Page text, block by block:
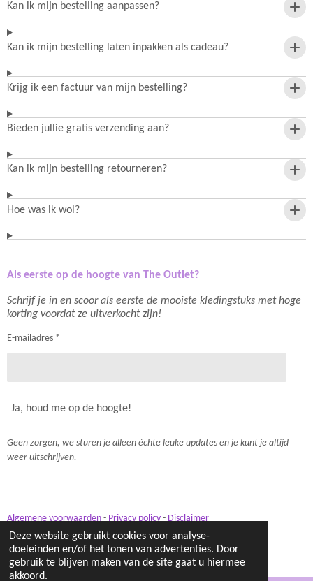
Deze website gebruikt cookies voor analyse-
doeleinden en/of het tonen van advertenties. Door
gebruik te blijven maken van de site gaat u hiermee
akkoord.
Kan ik mijn bestelling aanpassen?
Kan ik mijn bestelling laten inpakken als cadeau?
Krijg ik een factuur van mijn bestelling?
Bieden jullie gratis verzending aan?
Kan ik mijn bestelling retourneren?
Hoe was ik wol?
Als eerste op de hoogte van The Outlet?
Schrijf je in en scoor als eerste de mooiste kledingstuks met hoge
korting voordat ze uitverkocht zijn!
E-mailadres *
Ja, houd me op de hoogte!
Geen zorgen, we sturen je alleen èchte leuke updates en je kunt je altijd
weer uitschrijven.
Algemene voorwaarden-Privacy policy-Disclaimer
© 2021- 2026 Lilou & Luc
Powered byJouwWeb